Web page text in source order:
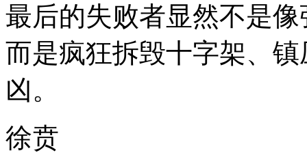
最后的失败者显然不是
而是疯狂拆毁十字架、
凶。
徐贲